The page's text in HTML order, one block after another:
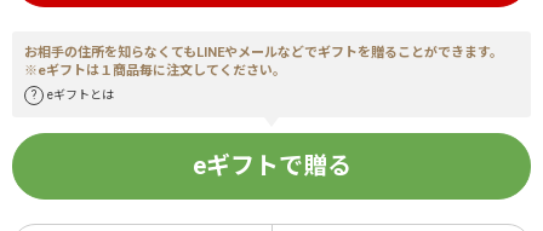
お相手の住所を知らなくてもLINEやメールなどでギフトを贈ることができます。
※eギフトは１商品毎に注文してください。
eギフトとは
eギフトで贈る